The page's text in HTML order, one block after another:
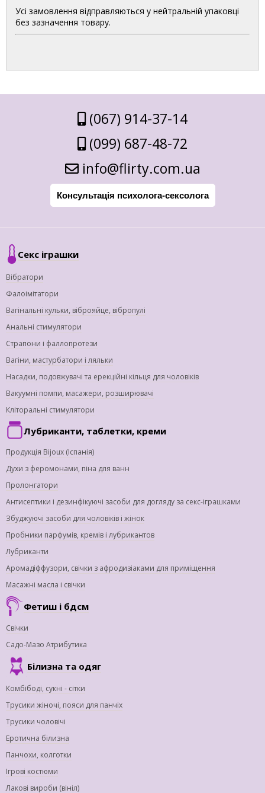
Усі замовлення відправляються у нейтральній упаковці
без зазначення товару.
(067) 914-37-14
(099) 687-48-72
info@flirty.com.ua
Консультація психолога-сексолога
Секс іграшки
Вібратори
Фалоімітатори
Вагінальні кульки, віброяйце, вібропулі
Анальні стимулятори
Страпони і фаллопротези
Вагіни, мастурбатори і ляльки
Насадки, подовжувачі та ерекційні кільця для чоловіків
Вакуумні помпи, масажери, розширювачі
Кліторальні стимулятори
Лубриканти, таблетки, креми
Продукція Bijoux (Іспанія)
Духи з феромонами, піна для ванн
Пролонгатори
Антисептики і дезинфікуючі засоби для догляду за секс-іграшками
Збуджуючі засоби для чоловіків і жінок
Пробники парфумів, кремів і лубрикантов
Лубриканти
Аромадіффузори, свічки з афродизіаками для приміщення
Масажні масла і свічки
Фетиш і бдсм
Свічки
Садо-Мазо Атрибутика
Білизна та одяг
Комбібоді, сукні - сітки
Трусики жіночі, пояси для панчіх
Трусики чоловічі
Еротична білизна
Панчохи, колготки
Ігрові костюми
Лакові вироби (вініл)